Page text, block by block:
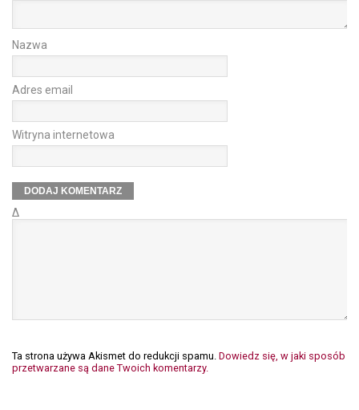
Nazwa
Adres email
Witryna internetowa
Δ
Ta strona używa Akismet do redukcji spamu. Dowiedz się, w jaki sposób
przetwarzane są dane Twoich komentarzy.